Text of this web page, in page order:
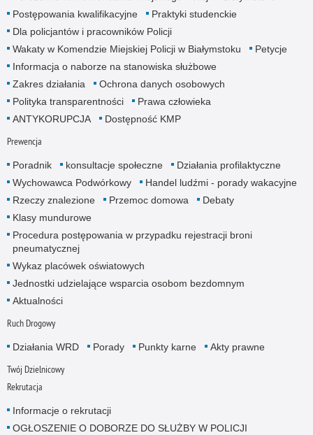
Postępowania kwalifikacyjne
Praktyki studenckie
Dla policjantów i pracowników Policji
Wakaty w Komendzie Miejskiej Policji w Białymstoku
Petycje
Informacja o naborze na stanowiska służbowe
Zakres działania
Ochrona danych osobowych
Polityka transparentności
Prawa człowieka
ANTYKORUPCJA
Dostępność KMP
Prewencja
Poradnik konsultacje społeczne
Działania profilaktyczne
Wychowawca Podwórkowy
Handel ludźmi - porady wakacyjne
Rzeczy znalezione
Przemoc domowa
Debaty
Klasy mundurowe
Procedura postępowania w przypadku rejestracji broni
pneumatycznej
Wykaz placówek oświatowych
Jednostki udzielające wsparcia osobom bezdomnym
Aktualności
Ruch Drogowy
Działania WRD Porady Punkty karne Akty prawne
Twój Dzielnicowy
Rekrutacja
Informacje o rekrutacji
OGŁOSZENIE O DOBORZE DO SŁUŻBY W POLICJI